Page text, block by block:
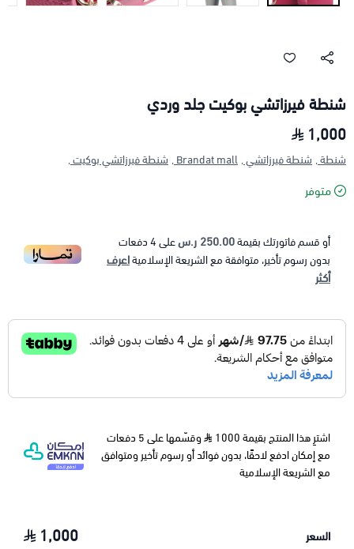
شنطة فيرزاتشي بوكيت جلد وردي
1,000
شنطة , شنطة فيرزاتشي , Brandat mall , شنطة فيرزاتشي بوكيت ,
متوفر
أو قسم فاتورتك بقيمة250.00 ر.س على4دفعات
بدون رسوم تأخير، متوافقة مع الشريعة الإسلاميةاعرف
أكثر
اشترِ هذا المنتج بقيمة 1000
وقسّمها على 5 دفعات
مع إمكان ادفع لاحقًا، بدون فوائد أو رسوم تأخير ومتوافق
مع الشريعة الإسلامية
السعر 1,000